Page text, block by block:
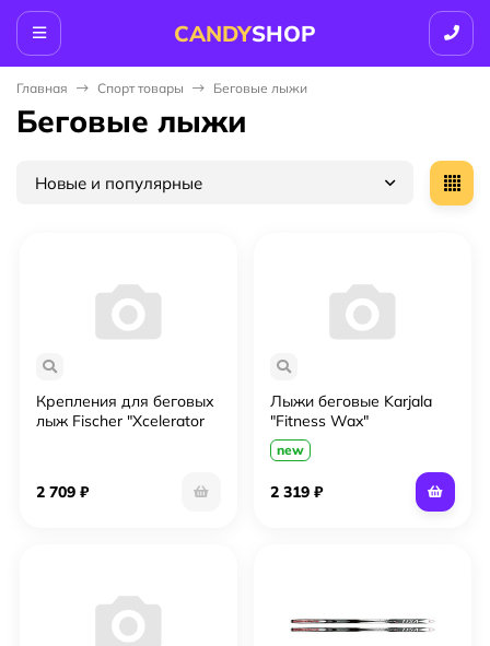
CANDYSHOP
Главная Спорт товары Беговые лыжи
Беговые лыжи
Новые и популярные
Крепления для беговых
лыж Fischer "Xcelerator
2 709 ₽
Лыжи беговые Karjala
"Fitness Wax"
new
2 319 ₽